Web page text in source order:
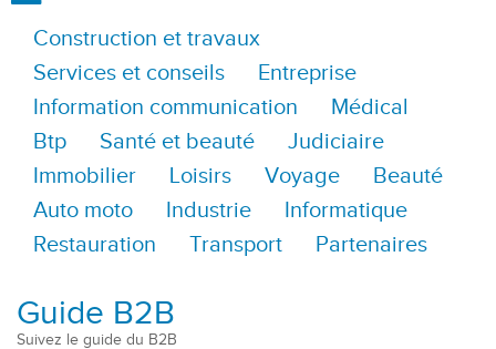
Construction et travaux
Services et conseils
Entreprise
Information communication
Médical
Btp
Santé et beauté
Judiciaire
Immobilier
Loisirs Voyage
Beauté
Auto moto
Industrie
Informatique
Restauration
Transport Partenaires
Guide B2B
Suivez le guide du B2B